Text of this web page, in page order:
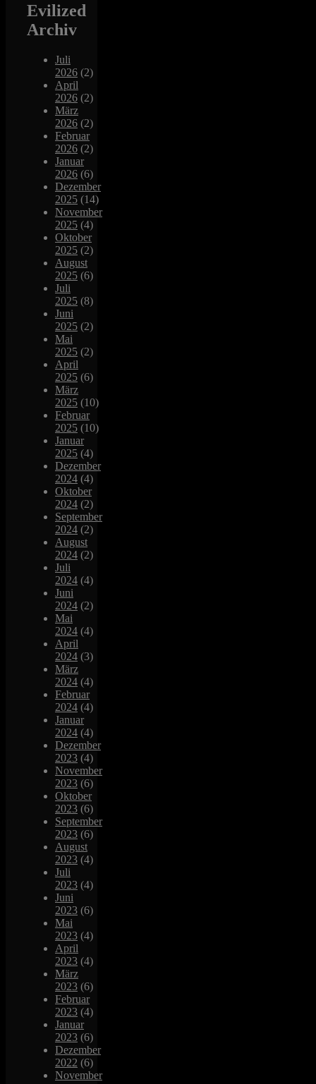
Evilized
Archiv
Juli
2026 (2)
April
2026 (2)
März
2026 (2)
Februar
2026 (2)
Januar
2026 (6)
Dezember
2025 (14)
November
2025 (4)
Oktober
2025 (2)
August
2025 (6)
Juli
2025 (8)
Juni
2025 (2)
Mai
2025 (2)
April
2025 (6)
März
2025 (10)
Februar
2025 (10)
Januar
2025 (4)
Dezember
2024 (4)
Oktober
2024 (2)
September
2024 (2)
August
2024 (2)
Juli
2024 (4)
Juni
2024 (2)
Mai
2024 (4)
April
2024 (3)
März
2024 (4)
Februar
2024 (4)
Januar
2024 (4)
Dezember
2023 (4)
November
2023 (6)
Oktober
2023 (6)
September
2023 (6)
August
2023 (4)
Juli
2023 (4)
Juni
2023 (6)
Mai
2023 (4)
April
2023 (4)
März
2023 (6)
Februar
2023 (4)
Januar
2023 (6)
Dezember
2022 (6)
November